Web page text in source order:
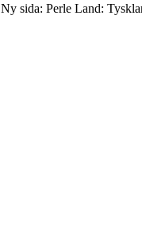
Ny sida: Perle Land: